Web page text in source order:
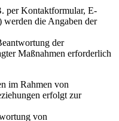
per Kontaktformular, E-
die Angaben der
der
Maßnahmen erforderlich
im Rahmen von
erfolgt zur
von